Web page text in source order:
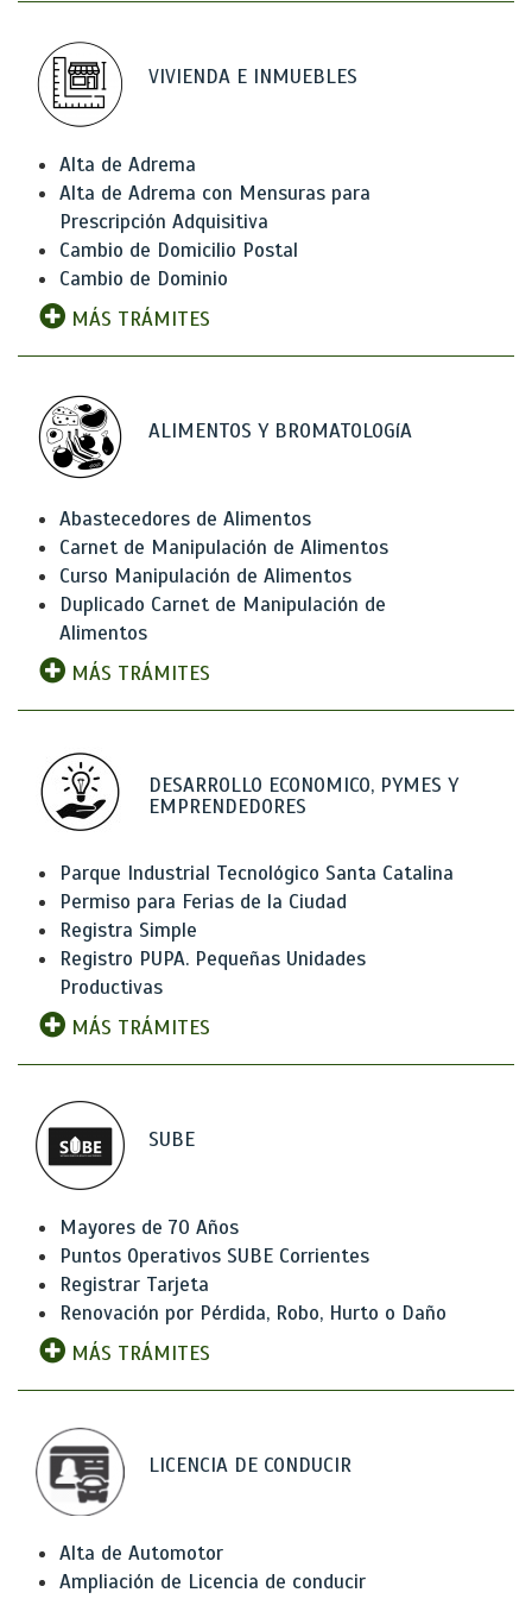
VIVIENDA E INMUEBLES
Alta de Adrema
Alta de Adrema con Mensuras para
Prescripción Adquisitiva
Cambio de Domicilio Postal
Cambio de Dominio
MÁS TRÁMITES
ALIMENTOS Y BROMATOLOGíA
Abastecedores de Alimentos
Carnet de Manipulación de Alimentos
Curso Manipulación de Alimentos
Duplicado Carnet de Manipulación de
Alimentos
MÁS TRÁMITES
DESARROLLO ECONOMICO, PYMES Y
EMPRENDEDORES
Parque Industrial Tecnológico Santa Catalina
Permiso para Ferias de la Ciudad
Registra Simple
Registro PUPA. Pequeñas Unidades
Productivas
MÁS TRÁMITES
SUBE
Mayores de 70 Años
Puntos Operativos SUBE Corrientes
Registrar Tarjeta
Renovación por Pérdida, Robo, Hurto o Daño
MÁS TRÁMITES
LICENCIA DE CONDUCIR
Alta de Automotor
Ampliación de Licencia de conducir